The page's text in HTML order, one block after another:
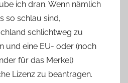
ich dran. Wenn nämlich
so schlau sind,
schlichtweg zu
und eine EU- oder (noch
für das Merkel)
Lizenz zu beantragen.